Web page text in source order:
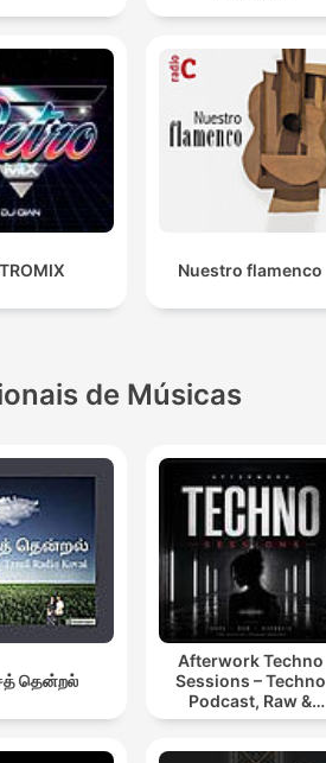
Nuestro flamenco
de Músicas
தென்றல்
Afterwork Techno
Sessions – Techno
Podcast, Raw &
Hypnotic Techno